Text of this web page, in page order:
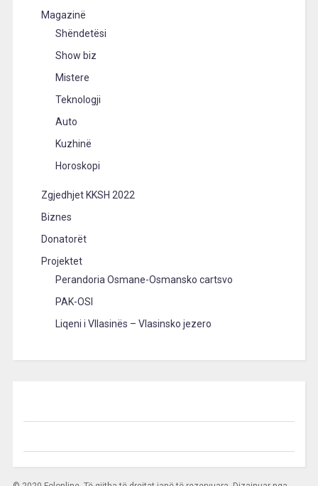
Magazinë
Shëndetësi
Show biz
Mistere
Teknologji
Auto
Kuzhinë
Horoskopi
Zgjedhjet KKSH 2022
Biznes
Donatorët
Projektet
Perandoria Osmane-Osmansko cartsvo
PAK-OSI
Liqeni i Vllasinës – Vlasinsko jezero